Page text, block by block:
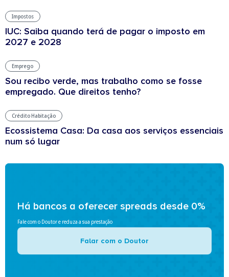
Impostos
IUC: Saiba quando terá de pagar o imposto em
2027 e 2028
Emprego
Sou recibo verde, mas trabalho como se fosse
empregado. Que direitos tenho?
Crédito Habitação
Ecossistema Casa: Da casa aos serviços essenciais
num só lugar
Há bancos a oferecer spreads desde 0%
Fale com o Doutor e reduza a sua prestação
Falar com o Doutor